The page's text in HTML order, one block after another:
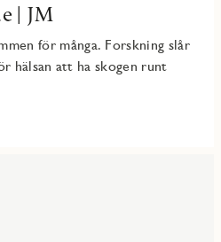
| JM
för många. Forskning slår
hälsan att ha skogen runt